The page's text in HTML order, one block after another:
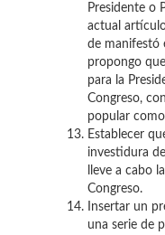
Presidente o
actual
de manifestó
propongo
para la
Congreso,
popular
Establecer
investidura
lleve a cabo
Congreso.
Insertar un
una serie de